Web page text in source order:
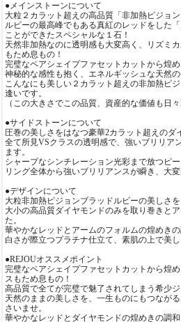
●メインストーンについて
大粒２カラット超えの高品質「非加熱ピジョン
ルビーの最高峰でもある真紅のレッドをした
ことができたスペシャルな１石！
天然非加熱なのに透明感も大変高く、リズミ
もため息もの！
完璧なペアシェイプファセットカットから煌
神秘的な感性も抱く、エネルギッシュな天然の
こんなにも美しい２カラット超えの非加熱ピ
逢いです。
（この大きさでこの品質、資産的な価値も日
●サイドストーンについて
圧巻の美しさをはなつ豪華2カラット超えのダ
全て所見VSクラスの透明感で、強いブリリア
ます。
シャープなシンチレーション光彩まで放つピー
リング全体から強いブリリアンスが瞬き、大
●デザインについて
大粒非加熱ピジョンブラッドルビーの美しさ
大小の高品質ダイヤモンドのみを取り巻きと
た。
華やかなレッドとアームのフォルムの煌めき
白さが際立つプラチナ仕立て、素肌の上で美し
●REJOUオススメポイント
完璧なペアシェイプファセットカットから煌
スもため息もの！
高品質で全てが完璧で魅了されてしまう希少ジ
天然のままの美しさを、一生ものにもつなが
さいませ。
華やかなレッドとダイヤモンドの煌めきの調